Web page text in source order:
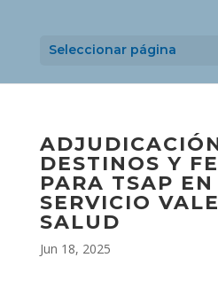
Seleccionar página
DESTINOS Y
PARA TSAP EN
SERVICIO
SALUD
Jun 18, 2025